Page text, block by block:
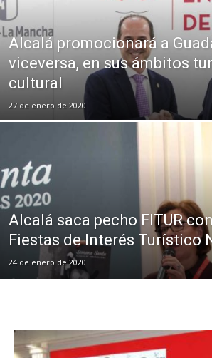
Alcalá promocionará a
viceversa, en sus ámbitos
cultural
27 de enero de 2020
Alcalá saca pecho FITUR
Fiestas de Interés Turístico
24 de enero de 2020